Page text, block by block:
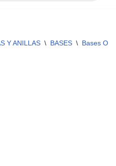
Y ANILLAS \ BASES \ Bases